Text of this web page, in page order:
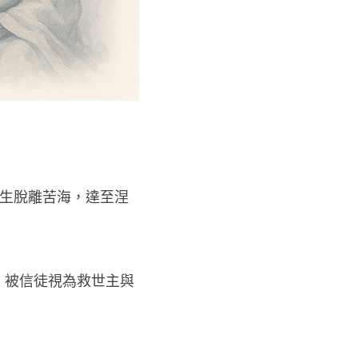
脫離苦海，達至涅
信徒視為救世主與